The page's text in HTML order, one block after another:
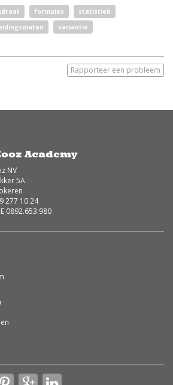
formules
statistiek
variantie
Rapporteer een probleem
Academy
NV
5A
277 10 24
0892.653.980